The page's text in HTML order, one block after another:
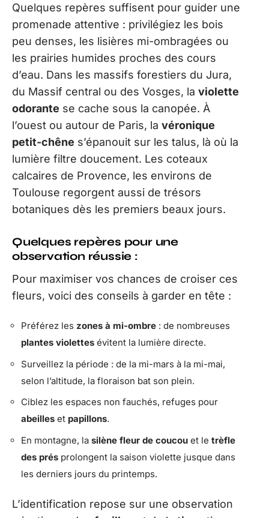
Quelques repères suffisent pour guider une
promenade attentive : privilégiez les bois
peu denses, les lisières mi-ombragées ou
les prairies humides proches des cours
d’eau. Dans les massifs forestiers du Jura,
du Massif central ou des Vosges, la violette
odorante se cache sous la canopée. À
l’ouest ou autour de Paris, la véronique
petit-chêne s’épanouit sur les talus, là où la
lumière filtre doucement. Les coteaux
calcaires de Provence, les environs de
Toulouse regorgent aussi de trésors
botaniques dès les premiers beaux jours.
Quelques repères pour une
observation réussie :
Pour maximiser vos chances de croiser ces
fleurs, voici des conseils à garder en tête :
Préférez les zones à mi-ombre : de nombreuses
plantes violettes évitent la lumière directe.
Surveillez la période : de la mi-mars à la mi-mai,
selon l’altitude, la floraison bat son plein.
Ciblez les espaces non fauchés, refuges pour
abeilles et papillons.
En montagne, la silène fleur de coucou et le trèfle
des prés prolongent la saison violette jusque dans
les derniers jours du printemps.
L’identification repose sur une observation